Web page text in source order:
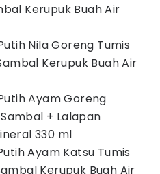
Kerupuk Buah Air
Nila Goreng Tumis
Kerupuk Buah Air
Ayam Goreng
+ Lalapan
330 ml
Ayam Katsu Tumis
Kerupuk Buah Air